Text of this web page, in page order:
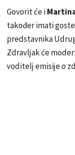
Govorit će i
također imati
predstavnika
Zdravljak će
voditelj emisije o